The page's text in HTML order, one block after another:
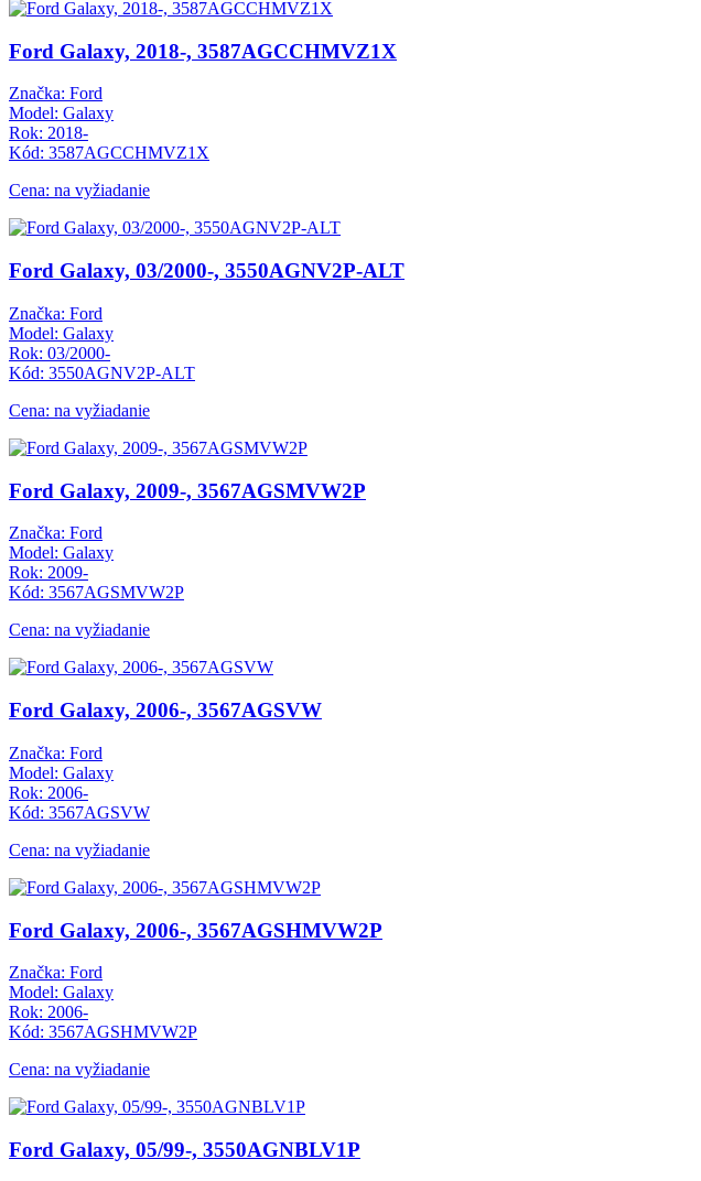
Ford Galaxy, 2018-, 3587AGCCHMVZ1X
Značka: Ford
Model: Galaxy
Rok: 2018-
Kód: 3587AGCCHMVZ1X
Cena: na vyžiadanie
Ford Galaxy, 03/2000-, 3550AGNV2P-ALT
Značka: Ford
Model: Galaxy
Rok: 03/2000-
Kód: 3550AGNV2P-ALT
Cena: na vyžiadanie
Ford Galaxy, 2009-, 3567AGSMVW2P
Značka: Ford
Model: Galaxy
Rok: 2009-
Kód: 3567AGSMVW2P
Cena: na vyžiadanie
Ford Galaxy, 2006-, 3567AGSVW
Značka: Ford
Model: Galaxy
Rok: 2006-
Kód: 3567AGSVW
Cena: na vyžiadanie
Ford Galaxy, 2006-, 3567AGSHMVW2P
Značka: Ford
Model: Galaxy
Rok: 2006-
Kód: 3567AGSHMVW2P
Cena: na vyžiadanie
Ford Galaxy, 05/99-, 3550AGNBLV1P